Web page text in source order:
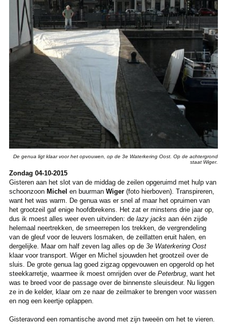
De genua ligt klaar voor het opvouwen, op de 3e Waterkering Oost. Op de achtergrond
staat Wiger.
Zondag 04-10-2015
Gisteren aan het slot van de middag de zeilen opgeruimd met hulp van
schoonzoon Michel en buurman Wiger(foto hierboven). Transpireren,
want het was warm. De genua was er snel af maar het opruimen van
het grootzeil gaf enige hoofdbrekens. Het zat er minstens drie jaar op,
dus ik moest alles weer even uitvinden: de lazy jacks aan één zijde
helemaal neertrekken, de smeerrepen los trekken, de vergrendeling
van de gleuf voor de leuvers losmaken, de zeillatten eruit halen, en
dergelijke. Maar om half zeven lag alles op de 3e Waterkering Oost
klaar voor transport. Wiger en Michel sjouwden het grootzeil over de
sluis. De grote genua lag goed zigzag opgevouwen en opgerold op het
steekkarretje, waarmee ik moest omrijden over de Peterbrug, want het
was te breed voor de passage over de binnenste sleuisdeur. Nu liggen
ze in de kelder, klaar om ze naar de zeilmaker te brengen voor wassen
en nog een keertje oplappen.
Gisteravond een romantische avond met zijn tweeën om het te vieren.